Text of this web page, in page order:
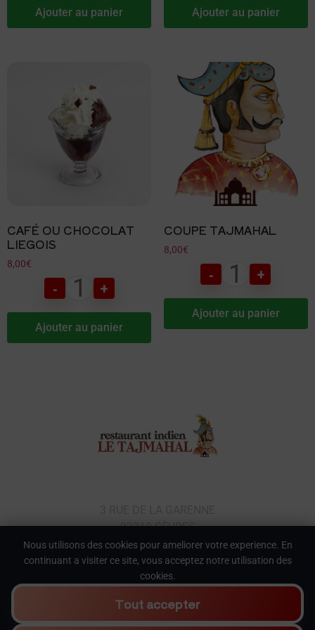
Ajouter au panier Ajouter au panier
CAFÉ OU CHOCOLAT
LIEGOIS
8,00€
- +
Ajouter au panier
COUPE TAJMAHAL
8,00€
- +
Ajouter au panier
92310 SÈVRES
Nasir.fr © 2026 All rights reserved
Nous utilisons des cookies pour ameliorer votre experience. En
continuant a visiter ce site, vous acceptez notre utilisation des
cookies.
Tout accepter